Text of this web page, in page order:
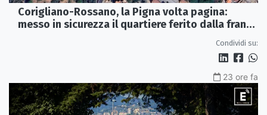
Corigliano-Rossano, la Pigna volta pagina:
messo in sicurezza il quartiere ferito dalla frana
Condividi su:
23 ore fa